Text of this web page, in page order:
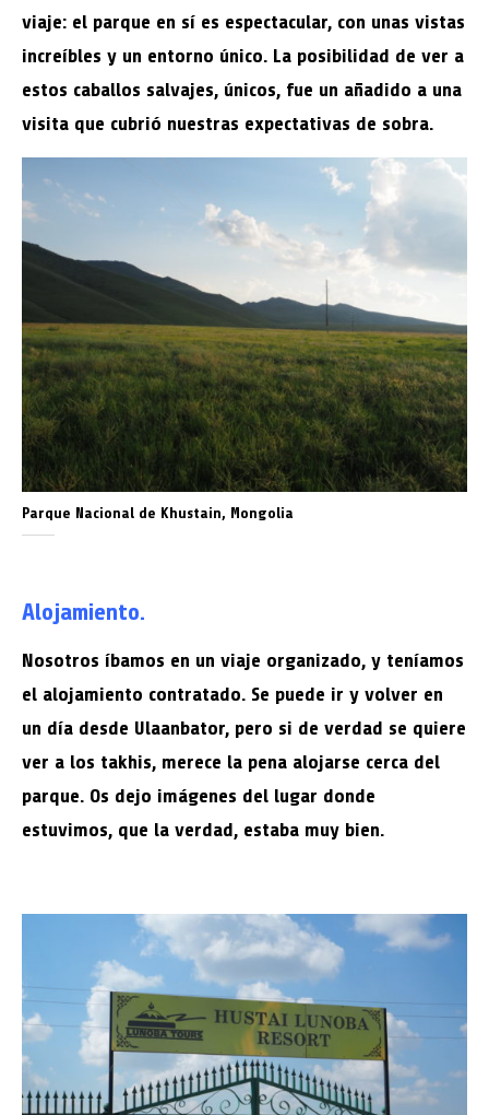
viaje: el parque en sí es espectacular, con unas vistas
increíbles y un entorno único. La posibilidad de ver a
estos caballos salvajes, únicos, fue un añadido a una
visita que cubrió nuestras expectativas de sobra.
Parque Nacional de Khustain, Mongolia
Alojamiento.
Nosotros íbamos en un viaje organizado, y teníamos
el alojamiento contratado. Se puede ir y volver en
un día desde Ulaanbator, pero si de verdad se quiere
ver a los takhis, merece la pena alojarse cerca del
parque. Os dejo imágenes del lugar donde
estuvimos, que la verdad, estaba muy bien.